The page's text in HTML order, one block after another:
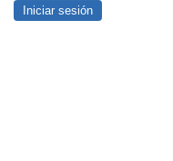
Iniciar sesión